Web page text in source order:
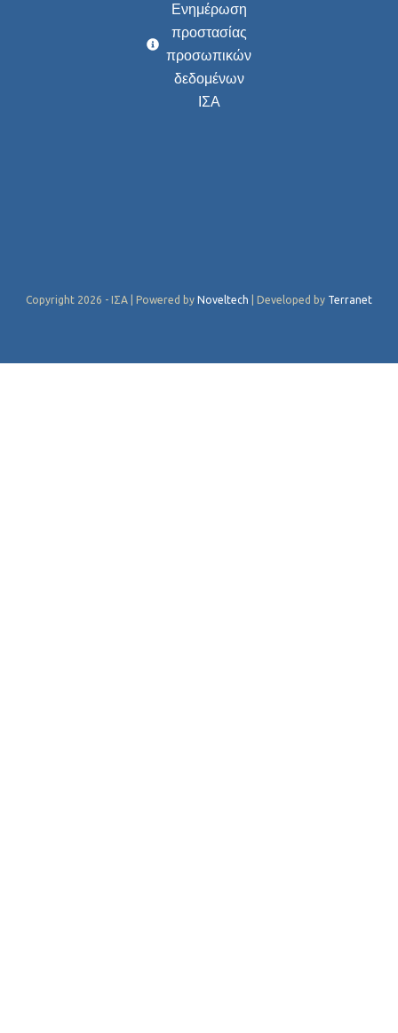
Ενημέρωση
προστασίας
προσωπικών
δεδομένων
ΙΣΑ
Copyright 2026 - ΙΣΑ | Powered by Noveltech | Developed by Terranet